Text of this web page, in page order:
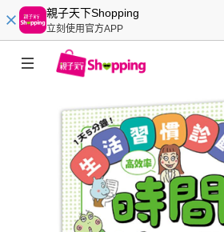
親子天下Shopping
立刻使用官方APP